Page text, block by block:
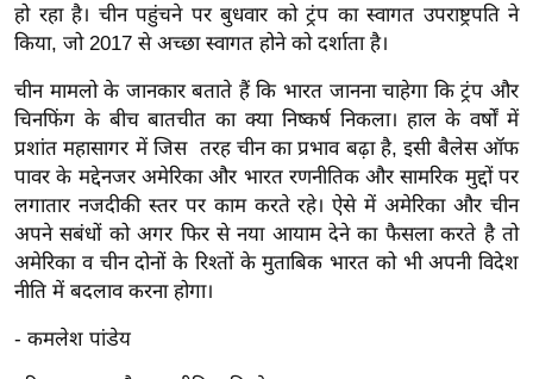
ला
इ
फ
स्टा
इ
ल
टे
क्नॉ
लॉ
जी
ब्यू
टी
हो रहा है। चीन पहुंचने पर बुधवार को ट्रंप का स्वागत उपराष्ट्रपति ने
किया, जो 2017 से अच्छा स्वागत होने को दर्शाता है।
चीन मामलो के जानकार बताते हैं कि भारत जानना चाहेगा कि ट्रंप और
चिनफिंग के बीच बातचीत का क्या निष्कर्ष निकला। हाल के वर्षों में
प्रशांत महासागर में जिस तरह चीन का प्रभाव बढ़ा है, इसी बैलेस ऑफ
पावर के मद्देनजर अमेरिका और भारत रणनीतिक और सामरिक मुद्दों पर
लगातार नजदीकी स्तर पर काम करते रहे। ऐसे में अमेरिका और चीन
अपने सबंधों को अगर फिर से नया आयाम देने का फैसला करते है तो
अमेरिका व चीन दोनों के रिश्तों के मुताबिक भारत को भी अपनी विदेश
नीति में बदलाव करना होगा।
- कमलेश पांडेय